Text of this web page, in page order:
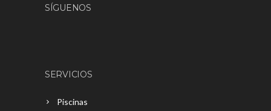
SÍGUENOS
SERVICIOS
Piscinas